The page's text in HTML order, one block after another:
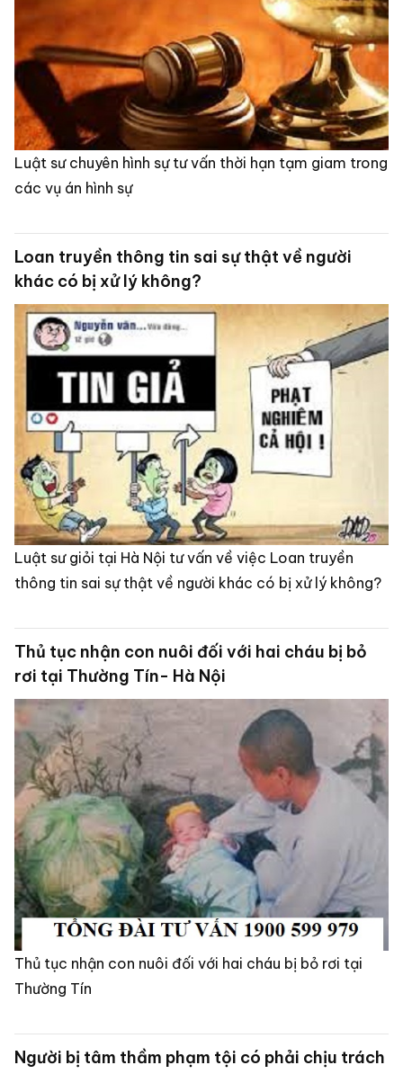
Luật sư chuyên hình sự tư vấn thời hạn tạm giam trong
các vụ án hình sự
Loan truyền thông tin sai sự thật về người
khác có bị xử lý không?
Luật sư giỏi tại Hà Nội tư vấn về việc Loan truyền
thông tin sai sự thật về người khác có bị xử lý không?
Thủ tục nhận con nuôi đối với hai cháu bị bỏ
rơi tại Thường Tín- Hà Nội
Thủ tục nhận con nuôi đối với hai cháu bị bỏ rơi tại
Thường Tín
Người bị tâm thầm phạm tội có phải chịu trách